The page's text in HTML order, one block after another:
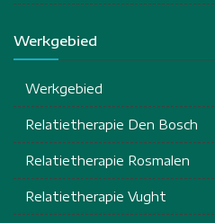
Werkgebied
Werkgebied
Relatietherapie Den Bosch
Relatietherapie Rosmalen
Relatietherapie Vught